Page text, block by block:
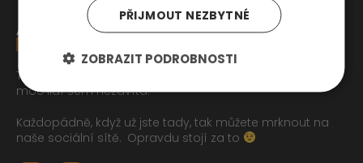
Tak jste se pročetli až sem dolu jo? To zasluhuje respekt,
moc lidí sem nezavítá.
Každopádně, když už jste tady, tak můžete mrknout na
naše sociální sítě. Opravdu stojí za to
PŘIJMOUT NEZBYTNÉ
ZOBRAZIT PODROBNOSTI